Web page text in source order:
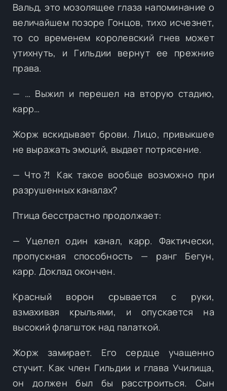
Вальд, это мозолящее глаза напоминание о
величайшем позоре Гонцов, тихо исчезнет,
то со временем королевский гнев может
утихнуть, и Гильдии вернут ее прежние
права.
— … Выжил и перешел на вторую стадию,
карр…
Жорж вскидывает брови. Лицо, привыкшее
не выражать эмоций, выдает потрясение.
— Что⁈ Как такое вообще возможно при
разрушенных каналах?
Птица бесстрастно продолжает:
— Уцелел один канал, карр. Фактически,
пропускная способность — ранг Бегун,
карр. Доклад окончен.
Красный ворон срывается с руки,
взмахивая крыльями, и опускается на
высокий флагшток над палаткой.
Жорж замирает. Его сердце учащенно
стучит. Как член Гильдии и глава Училища,
он должен был бы расстроиться. Сын